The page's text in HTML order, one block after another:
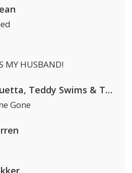
MY HUSBAND!
David Guetta, Teddy Swims & Tones And I
Gone